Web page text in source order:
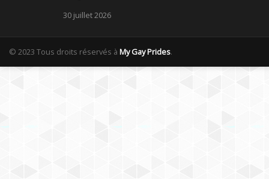
30 juillet 2026
© 2023 Tous droits réservés à My Gay Prides.